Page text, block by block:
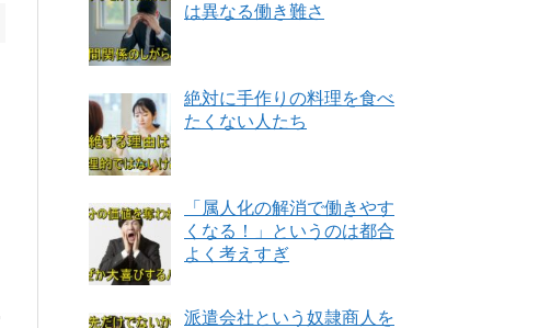
は異なる働き難さ
絶対に手作りの料理を食べ
たくない人たち
「属人化の解消で働きやす
くなる！」というのは都合
よく考えすぎ
派遣会社という奴隷商人を